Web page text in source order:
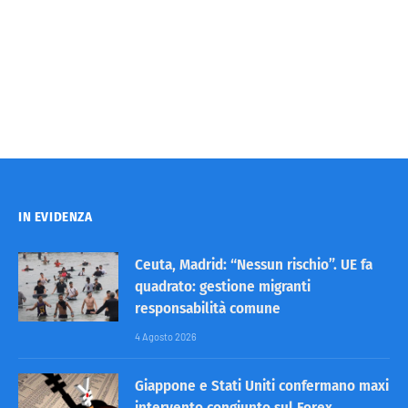
IN EVIDENZA
Ceuta, Madrid: “Nessun rischio”. UE fa
quadrato: gestione migranti
responsabilità comune
4 Agosto 2026
Giappone e Stati Uniti confermano maxi